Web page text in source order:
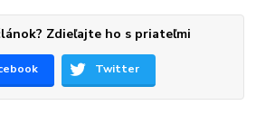
Zdieľajte ho s priateľmi
Twitter